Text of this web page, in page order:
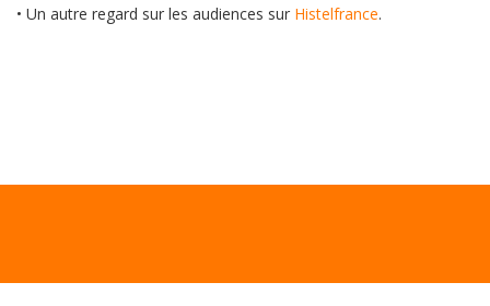
• Un autre regard sur les audiences sur Histelfrance.